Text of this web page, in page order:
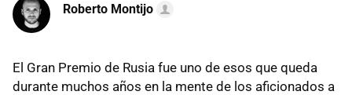
Roberto Montijo
El Gran Premio de Rusia fue uno de esos que queda
durante muchos años en la mente de los aficionados a